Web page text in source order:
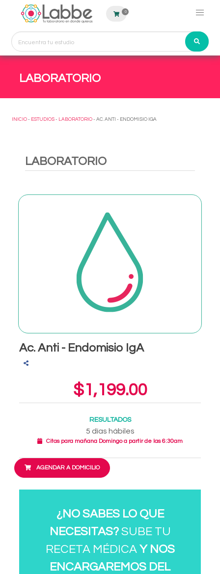
0
LABORATORIO
INICIO - ESTUDIOS - LABORATORIO - AC. ANTI - ENDOMISIO IGA
LABORATORIO
Ac. Anti - Endomisio IgA
$1,199.00
RESULTADOS
5 días hábiles
Citas para mañana Domingo a partir de las 6:30am
AGENDAR A DOMICILIO
¿NO SABES LO QUE
NECESITAS?SUBE TU
RECETA MÉDICA Y NOS
ENCARGAREMOS DEL